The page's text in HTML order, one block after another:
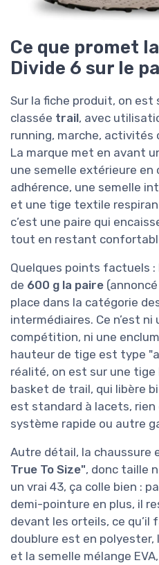
Ce que promet
Divide 6 sur le
Sur la fiche produit, on est
classée trail, avec
running, marche,
La marque met en avant
une semelle extérieure
adhérence, une semelle
et une tige textile
c’est une paire qui
tout en restant
Quelques points factuels
de 600 g la paire
place dans la catégorie
intermédiaires. Ce n’est ni
compétition, ni une
hauteur de tige est type
réalité, on est sur une tige
basket de trail, qui libère
est standard à lacets, rien
système rapide ou autre
Autre détail, la chaussure
True To Size", donc taille
un vrai 43, ça colle bien :
demi-pointure en plus, il
devant les orteils, ce qu’il
doublure est en
et la semelle mélange